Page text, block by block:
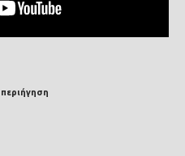
περιήγηση